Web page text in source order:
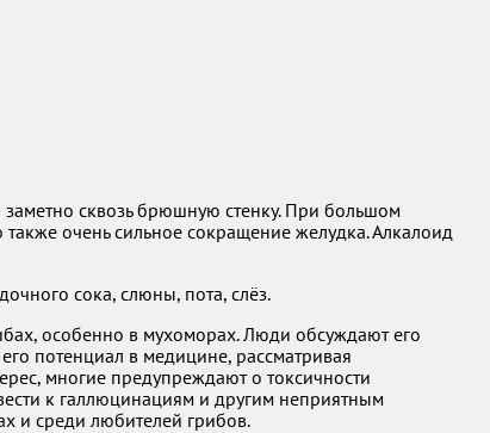
сквозь брюшную стенку. При большом
очень сильное сокращение желудка. Алкалоид
сока, слюны, пота, слёз.
особенно в мухоморах. Люди обсуждают его
потенциал в медицине, рассматривая
многие предупреждают о токсичности
к галлюцинациям и другим неприятным
и среди любителей грибов.